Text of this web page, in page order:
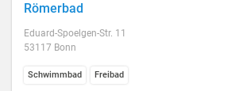
Römerbad
Eduard-Spoelgen-Str. 11
53117 Bonn
Schwimmbad Freibad